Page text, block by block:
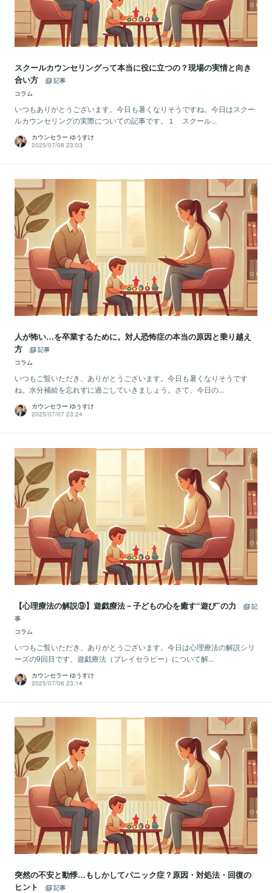
スクールカウンセリングって本当に役に立つの？現場の実情と向き
合い方
記事
コラム
いつもありがとうございます。今日も暑くなりそうですね。今日はスクー
ルカウンセリングの実際についての記事です。１ スクール...
カウンセラー ゆうすけ
2025/07/08 23:03
人が怖い…を卒業するために。対人恐怖症の本当の原因と乗り越え
方
記事
コラム
いつもご覧いただき、ありがとうございます。今日も暑くなりそうです
ね。水分補給を忘れずに過ごしていきましょう。さて、今日の...
カウンセラー ゆうすけ
2025/07/07 23:24
【心理療法の解説⑨】遊戯療法－子どもの心を癒す“遊び”の力
記
事
コラム
いつもご覧いただき、ありがとうございます。今日は心理療法の解説シリ
ーズの9回目です。遊戯療法（プレイセラピー）について解...
カウンセラー ゆうすけ
2025/07/06 23:14
突然の不安と動悸…もしかしてパニック症？原因・対処法・回復の
ヒント
記事